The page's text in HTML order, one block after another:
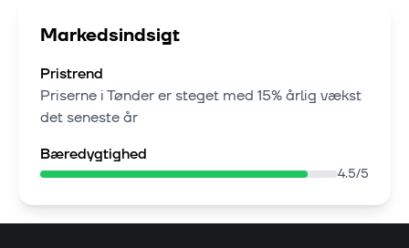
Markedsindsigt
Pristrend
Priserne iTønderer steget med 15% årlig vækst
det seneste år
Bæredygtighed
4.5/5